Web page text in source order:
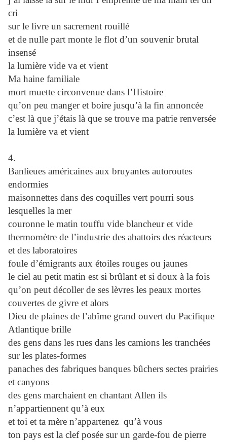
cri
sur le livre un sacrement rouillé
et de nulle part monte le flot d’un souvenir brutal
insensé
la lumière vide va et vient
Ma haine familiale
mort muette circonvenue dans l’Histoire
qu’on peu manger et boire jusqu’à la fin annoncée
c’est là que j’étais là que se trouve ma patrie renversée
la lumière va et vient
4.
Banlieues américaines aux bruyantes autoroutes
endormies
maisonnettes dans des coquilles vert pourri sous
lesquelles la mer
couronne le matin touffu vide blancheur et vide
thermomètre de l’industrie des abattoirs des réacteurs
et des laboratoires
foule d’émigrants aux étoiles rouges ou jaunes
le ciel au petit matin est si brûlant et si doux à la fois
qu’on peut décoller de ses lèvres les peaux mortes
couvertes de givre et alors
Dieu de plaines de l’abîme grand ouvert du Pacifique
Atlantique brille
des gens dans les rues dans les camions les tranchées
sur les plates-formes
panaches des fabriques banques bûchers sectes prairies
et canyons
des gens marchaient en chantant Allen ils
n’appartiennent qu’à eux
et toi et ta mère n’appartenez qu’à vous
ton pays est la clef posée sur un garde-fou de pierre